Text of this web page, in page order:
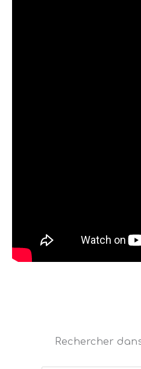
Rechercher